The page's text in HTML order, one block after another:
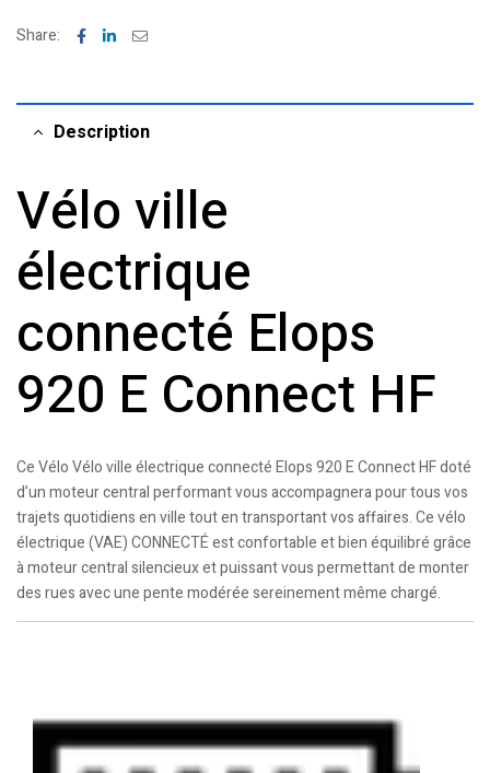
Share: Facebook
LinkedinEmail
Description
Vélo ville
électrique
connecté Elops
920 E Connect HF
Ce Vélo Vélo ville électrique connecté Elops 920 E Connect HF doté
d’un moteur central performant vous accompagnera pour tous vos
trajets quotidiens en ville tout en transportant vos affaires. Ce vélo
électrique (VAE) CONNECTÉ est confortable et bien équilibré grâce
à moteur central silencieux et puissant vous permettant de monter
des rues avec une pente modérée sereinement même chargé.